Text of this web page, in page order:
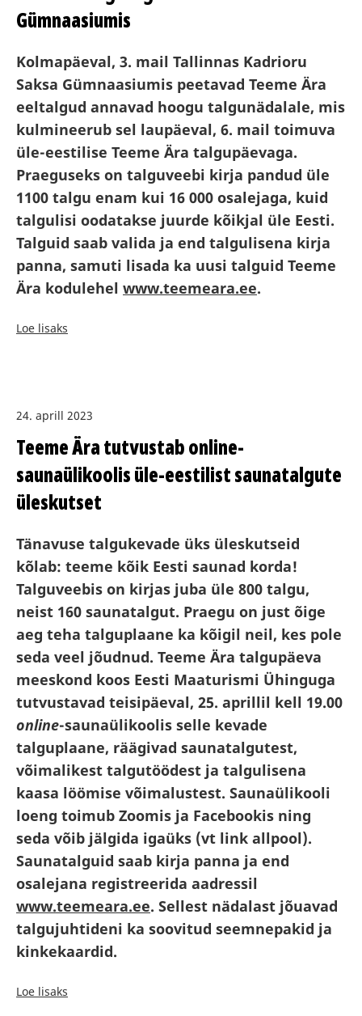
Gümnaasiumis
Kolmapäeval, 3. mail Tallinnas Kadrioru
Saksa Gümnaasiumis peetavad Teeme Ära
eeltalgud annavad hoogu talgunädalale, mis
kulmineerub sel laupäeval, 6. mail toimuva
üle-eestilise Teeme Ära talgupäevaga.
Praeguseks on talguveebi kirja pandud üle
1100 talgu enam kui 16 000 osalejaga, kuid
talgulisi oodatakse juurde kõikjal üle Eesti.
Talguid saab valida ja end talgulisena kirja
panna, samuti lisada ka uusi talguid Teeme
Ära kodulehel www.teemeara.ee.
Loe lisaks
24. aprill 2023
Teeme Ära tutvustab online-
saunaülikoolis üle-eestilist saunatalgute
üleskutset
Tänavuse talgukevade üks üleskutseid
kõlab: teeme kõik Eesti saunad korda!
Talguveebis on kirjas juba üle 800 talgu,
neist 160 saunatalgut. Praegu on just õige
aeg teha talguplaane ka kõigil neil, kes pole
seda veel jõudnud. Teeme Ära talgupäeva
meeskond koos Eesti Maaturismi Ühinguga
tutvustavad teisipäeval, 25. aprillil kell 19.00
online-saunaülikoolis selle kevade
talguplaane, räägivad saunatalgutest,
võimalikest talgutöödest ja talgulisena
kaasa löömise võimalustest. Saunaülikooli
loeng toimub Zoomis ja Facebookis ning
seda võib jälgida igaüks (vt link allpool).
Saunatalguid saab kirja panna ja end
osalejana registreerida aadressil
www.teemeara.ee. Sellest nädalast jõuavad
talgujuhtideni ka soovitud seemnepakid ja
kinkekaardid.
Loe lisaks